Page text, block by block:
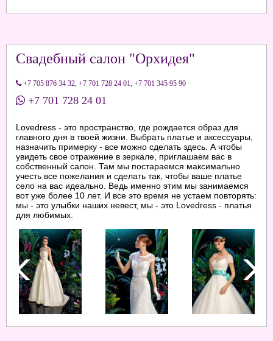
Свадебный салон "Орхидея"
+7 705 876 34 32 +7 701 728 24 01 +7 701 345 95 90
+7 701 728 24 01
Lovedress - это пространство, где рождается образ для
главного дня в твоей жизни. Выбрать платье и аксессуары,
назначить примерку - все можно сделать здесь. А чтобы
увидеть свое отражение в зеркале, приглашаем вас в
собственный салон. Там мы постараемся максимально
учесть все пожелания и сделать так, чтобы ваше платье
село на вас идеально. Ведь именно этим мы занимаемся
вот уже более 10 лет. И все это время не устаем повторять:
мы - это улыбки наших невест, мы - это Lovedress - платья
для любимых.